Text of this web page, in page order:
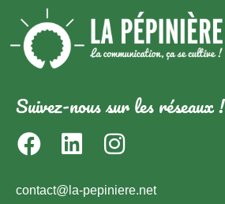
Suivez-nous sur les réseaux !
contact@la-pepiniere.net